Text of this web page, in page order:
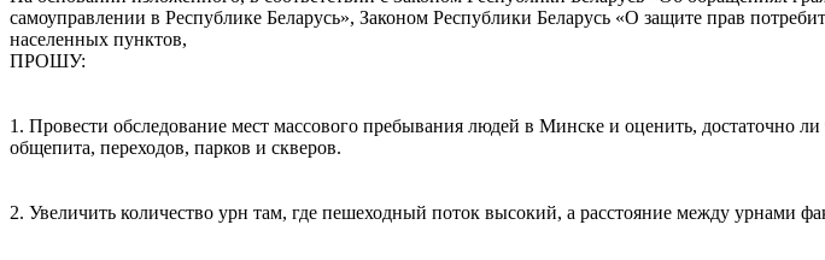
самоуправлении в Республике Беларусь», Законом Республики Беларусь «О защите прав
населенных пунктов,
ПРОШУ:
1. Провести обследование мест массового пребывания людей в Минске и оценить, достаточно
общепита, переходов, парков и скверов.
2. Увеличить количество урн там, где пешеходный поток высокий, а расстояние между урнами